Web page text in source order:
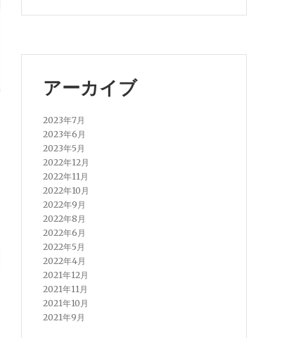
アーカイブ
2023年7月
2023年6月
2023年5月
2022年12月
2022年11月
2022年10月
2022年9月
2022年8月
2022年6月
2022年5月
2022年4月
2021年12月
2021年11月
2021年10月
2021年9月